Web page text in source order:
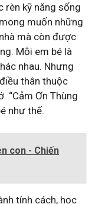
rèn kỹ năng sống
muốn những
mà còn được
Mỗi em bé là
nhau. Nhưng
thân thuộc
“Cảm Ơn Thùng
như thế.
con - Chiến
tính cách, học